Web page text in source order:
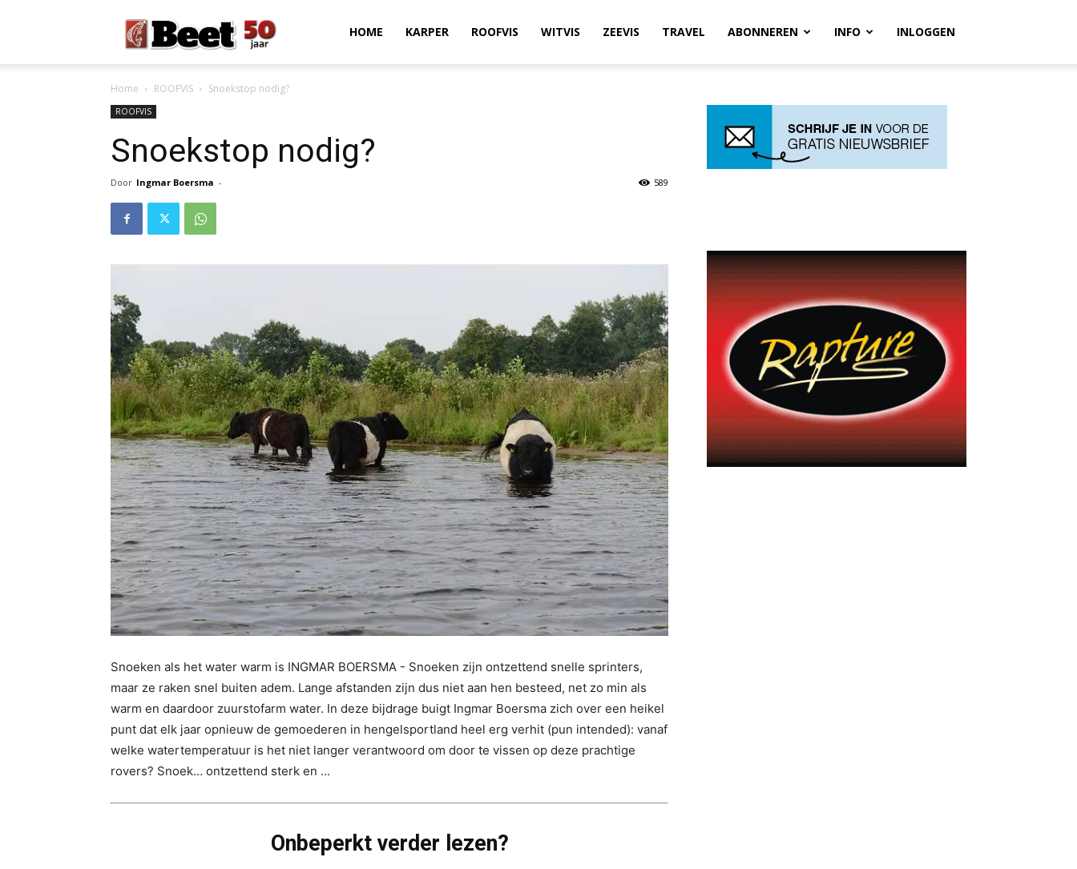
HOME KARPER ROOFVIS WITVIS ZEEVIS TRAVEL ABONNEREN INFO INLOGGEN
Home ROOFVIS Snoekstop nodig?
ROOFVIS
Snoekstop nodig?
Door Ingmar Boersma - 589
Snoeken als het water warm is INGMAR BOERSMA - Snoeken zijn ontzettend snelle sprinters,
maar ze raken snel buiten adem. Lange afstanden zijn dus niet aan hen besteed, net zo min als
warm en daardoor zuurstofarm water. In deze bijdrage buigt Ingmar Boersma zich over een heikel
punt dat elk jaar opnieuw de gemoederen in hengelsportland heel erg verhit (pun intended): vanaf
welke watertemperatuur is het niet langer verantwoord om door te vissen op deze prachtige
rovers? Snoek… ontzettend sterk en ...
Onbeperkt verder lezen?